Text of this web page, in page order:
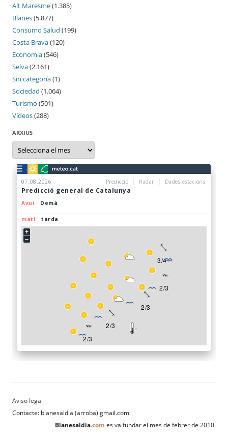
Alt Maresme(1.385)
Blanes(5.877)
Consumo Salud (199)
Costa Brava(120)
Economia(546)
Selva(2.161)
Sin categoría(1)
Sociedad (1.064)
Turismo (501)
Vídeos(288)
ARXIUS
Arxius
Contacte: blanesaldia (arroba) gmail.com
Blanesaldia.com es va fundar el mes de febrer de 2010.